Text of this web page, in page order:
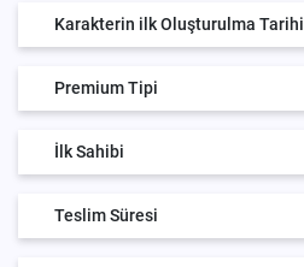
Karakterin ilk Oluşturulma Tarihi
Premium Tipi
İlk Sahibi
Teslim Süresi